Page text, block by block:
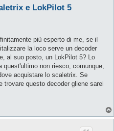
e LokPilot 5
più esperto di me, se il
la loco serve un decoder
al suo posto, un LokPilot 5? Lo
non riesco, comunque,
acquistare lo scaletrix. Se
trovare questo decoder gliene sarei